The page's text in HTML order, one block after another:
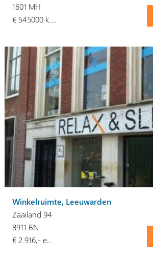
1601 MH
€ 545000 k.…
Winkelruimte, Leeuwarden
Zaailand 94
8911 BN
€ 2.916,- e…